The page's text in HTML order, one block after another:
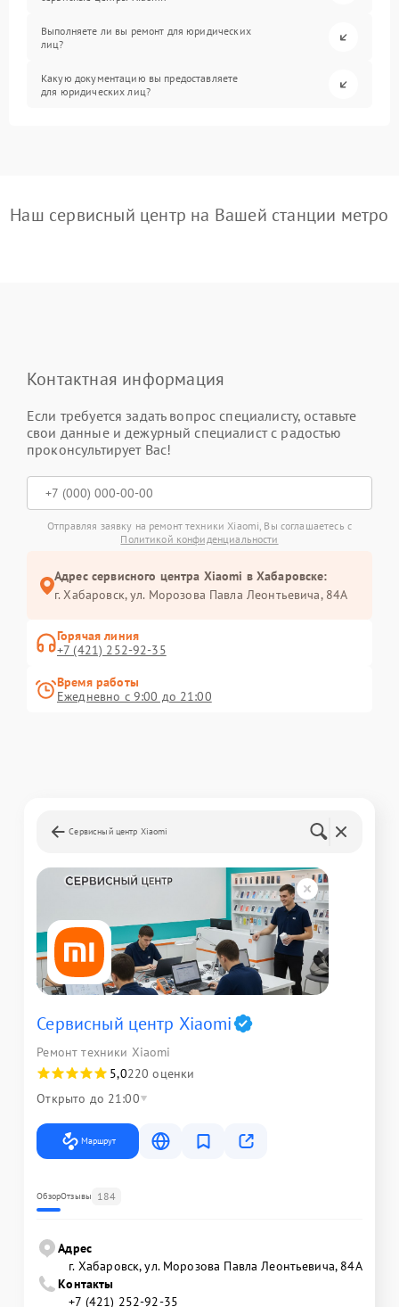
Выполняете ли вы ремонт для юридических
лиц?
Какую документацию вы предоставляете
для юридических лиц?
Наш сервисный центр на Вашей станции метро
Контактная информация
Если требуется задать вопрос специалисту, оставьте
свои данные и дежурный специалист с радостью
проконсультирует Вас!
Отправляя заявку на ремонт техники Xiaomi, Вы соглашаетесь с
Политикой конфиденциальности
Адрес сервисного центра Xiaomi в Хабаровске:
г. Хабаровск, ул. Морозова Павла Леонтьевича, 84А
Горячая линия
+7 (421) 252-92-35
Время работы
Ежедневно с 9:00 до 21:00
Сервисный центр Xiaomi
Сервисный центр Xiaomi
Ремонт техники Xiaomi
5,0220 оценки
Открыто до 21:00
Маршрут
ОбзорОтзывы 184
Адрес
г. Хабаровск, ул. Морозова Павла Леонтьевича, 84А
Контакты
+7 (421) 252-92-35